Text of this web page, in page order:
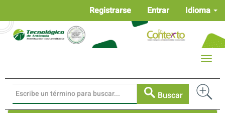
Contenido
principal
Idioma
Registrarse Entrar
Buscar
Toggle